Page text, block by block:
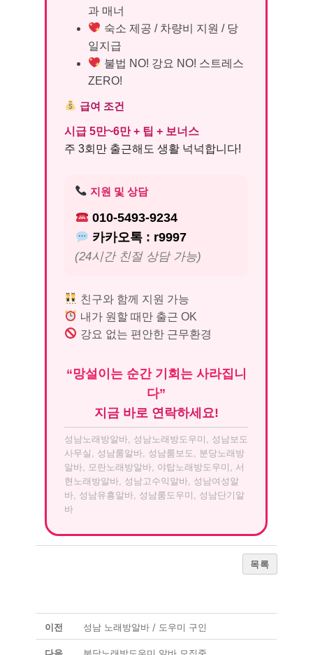
과 매너
숙소 제공 / 차량비 지원 / 당
일지급
불법 NO! 강요 NO! 스트레스
ZERO!
급여 조건
시급 5만~6만 + 팁 + 보너스
주 3회만 출근해도 생활 넉넉합니다!
지원 및 상담
010-5493-9234
카카오톡 : r9997
(24시간 친절 상담 가능)
친구와 함께 지원 가능
내가 원할 때만 출근 OK
강요 없는 편안한 근무환경
“망설이는 순간 기회는 사라집니
다”
지금 바로 연락하세요!
성남노래방알바, 성남노래방도우미, 성남보도
사무실, 성남룸알바, 성남룸보도, 분당노래방
알바, 모란노래방알바, 야탑노래방도우미, 서
현노래방알바, 성남고수익알바, 성남여성알
바, 성남유흥알바, 성남룸도우미, 성남단기알
바
목록
이전 성남 노래방알바 / 도우미 구인